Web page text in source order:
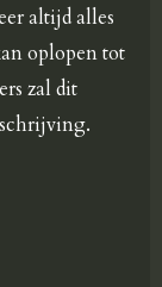
altijd alles
oplopen tot
zal dit